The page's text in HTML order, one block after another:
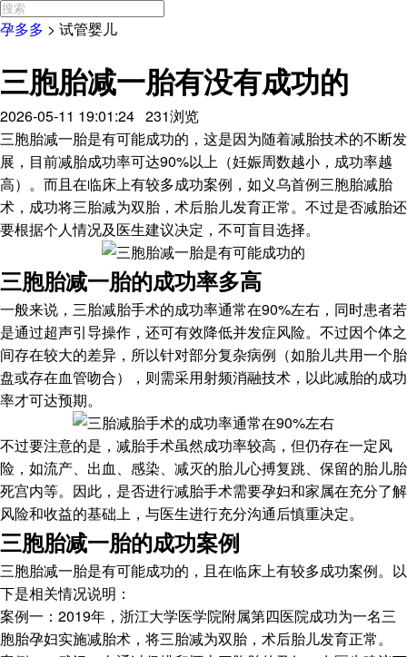
孕多多 > 试管婴儿
三胞胎减一胎有没有成功的
2026-05-11 19:01:24 231浏览
三胞胎减一胎是有可能成功的，这是因为随着减胎技术的不断发
展，目前减胎成功率可达90%以上（妊娠周数越小，成功率越
高）。而且在临床上有较多成功案例，如义乌首例三胞胎减胎
术，成功将三胎减为双胎，术后胎儿发育正常。不过是否减胎还
要根据个人情况及医生建议决定，不可盲目选择。
三胞胎减一胎的成功率多高
一般来说，三胎减胎手术的成功率通常在90%左右，同时患者若
是通过超声引导操作，还可有效降低并发症风险。不过因个体之
间存在较大的差异，所以针对部分复杂病例（如胎儿共用一个胎
盘或存在血管吻合），则需采用射频消融技术，以此减胎的成功
率才可达预期。
不过要注意的是，减胎手术虽然成功率较高，但仍存在一定风
险，如流产、出血、感染、减灭的胎儿心搏复跳、保留的胎儿胎
死宫内等。因此，是否进行减胎手术需要孕妇和家属在充分了解
风险和收益的基础上，与医生进行充分沟通后慎重决定。
三胞胎减一胎的成功案例
三胞胎减一胎是有可能成功的，且在临床上有较多成功案例。以
下是相关情况说明：
案例一：2019年，浙江大学医学院附属第四医院成功为一名三
胞胎孕妇实施减胎术，将三胎减为双胎，术后胎儿发育正常。